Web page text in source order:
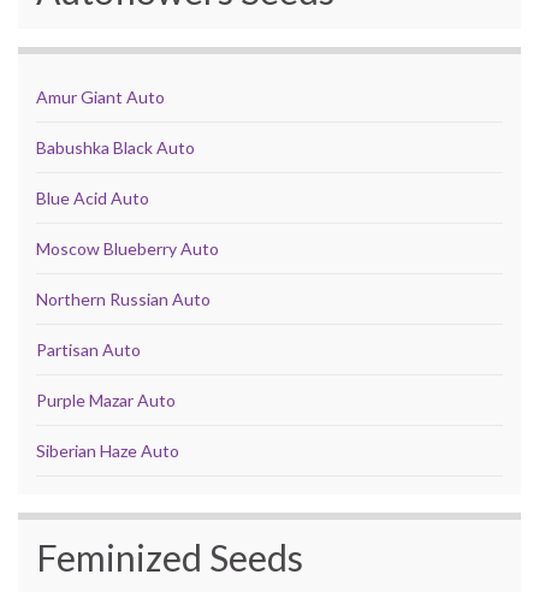
Amur Giant Auto
Babushka Black Auto
Blue Acid Auto
Moscow Blueberry Auto
Northern Russian Auto
Partisan Auto
Purple Mazar Auto
Siberian Haze Auto
Feminized Seeds